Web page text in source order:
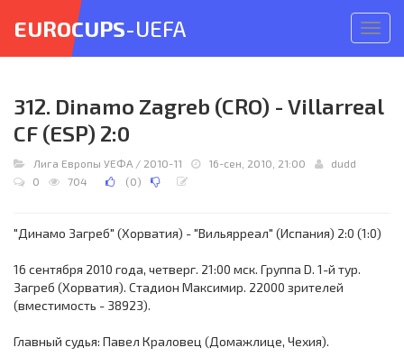
меню
EUROCUPS-UEFA
312. Dinamo Zagreb (CRO) - Villarreal
CF (ESP) 2:0
Лига Европы УЕФА / 2010-11 16-сен, 2010, 21:00
dudd
0
704 (0)
"Динамо Загреб" (Хорватия) - "Вильярреал" (Испания) 2:0 (1:0)
16 сентября 2010 года, четверг. 21:00 мск. Группа D. 1-й тур.
Загреб (Хорватия). Стадион Максимир. 22000 зрителей
(вместимость - 38923).
Главный судья: Павел Краловец (Домажлице, Чехия).